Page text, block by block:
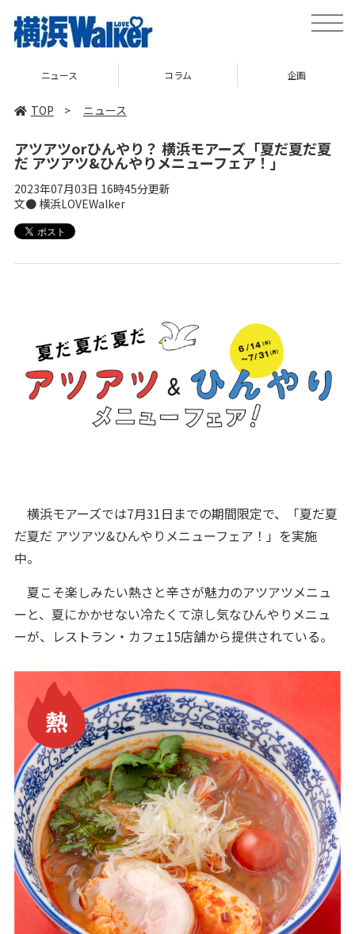
toggle
コラム 企画 TOP
TOP > ニュース
アツアツorひんやり？ 横浜モアーズ「夏だ夏だ夏
だ アツアツ&ひんやりメニューフェア！」
2023年07月03日 16時45分更新
文● 横浜LOVEWalker
横浜モアーズでは7月31日までの期間限定で、「夏だ夏
だ夏だ アツアツ&ひんやりメニューフェア！」を実施
中。
夏こそ楽しみたい熱さと辛さが魅力のアツアツメニュ
ーと、夏にかかせない冷たくて涼し気なひんやりメニュ
ーが、レストラン・カフェ15店舗から提供されている。